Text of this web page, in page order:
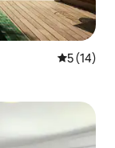
5 (14)